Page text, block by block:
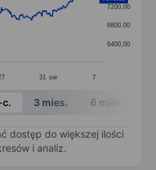
categories.
values. Data
31 sie 7
6400,00
6800,00
7200,00
c. 3 mies. 6 mies.
dostęp do większej ilości
i analiz.